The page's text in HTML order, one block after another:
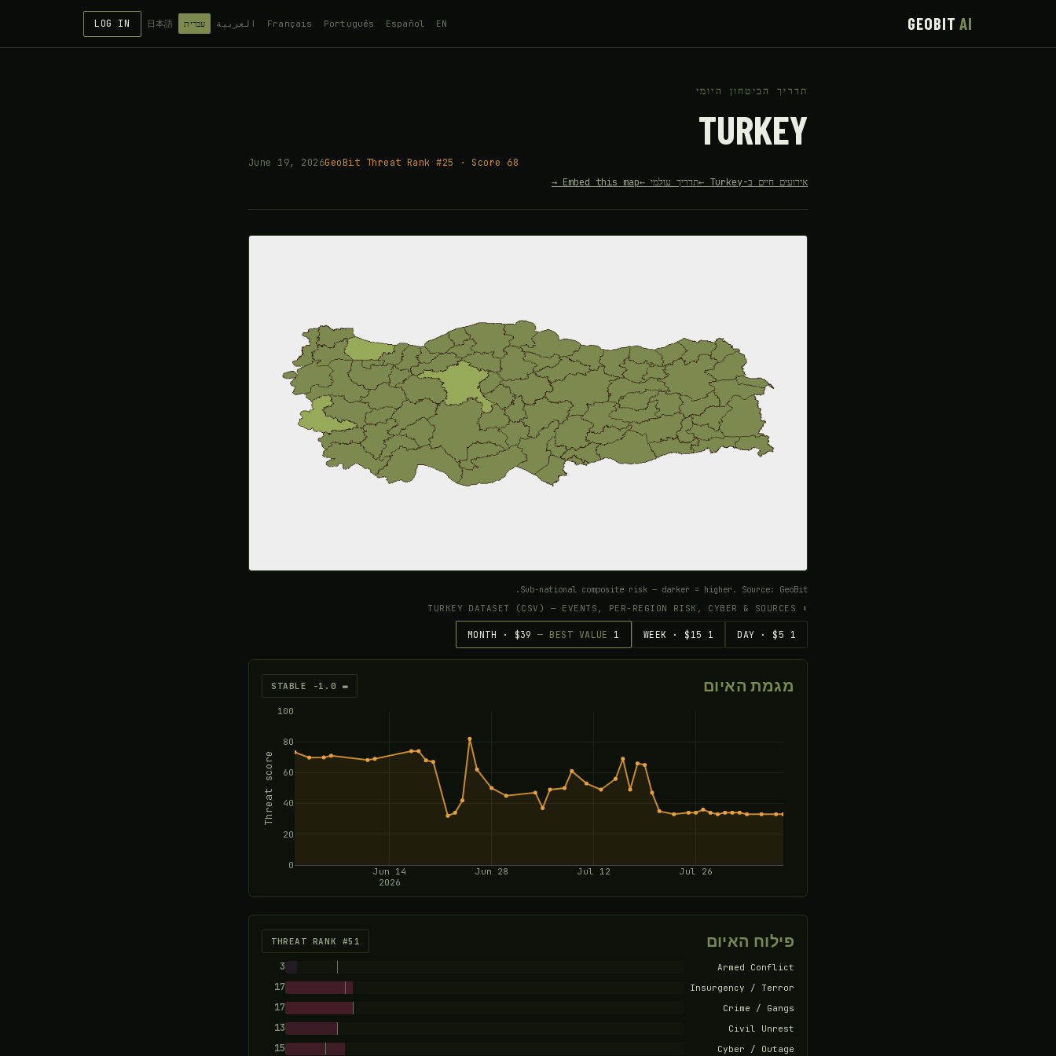
GEOBITAI
EN
Español
Português
Français العربية עברית 日本語
LOG IN
תדריך הביטחון היומי
TURKEY
June 19, 2026GeoBit Threat Rank #25 · Score 68
אירועים חיים ב-Turkey ←
תדריך עולמי ←Embed this map →
Sub-national composite risk — darker = higher. Source: GeoBit.
⬇ TURKEY DATASET (CSV) — EVENTS, PER-REGION RISK, CYBER & SOURCES
1 DAY · $5
1 WEEK · $15
1 MONTH · $39
— BEST VALUE
מגמת האיום ▬ STABLE -1.0
Jun 14
2026
Jun 28 Jul 12 Jul 26
0
20
40
60
80
100
Threat score
פילוח האיום THREAT RANK #51
Armed Conflict
3
Insurgency / Terror
17
Crime / Gangs
17
Civil Unrest
13
Cyber / Outage
15